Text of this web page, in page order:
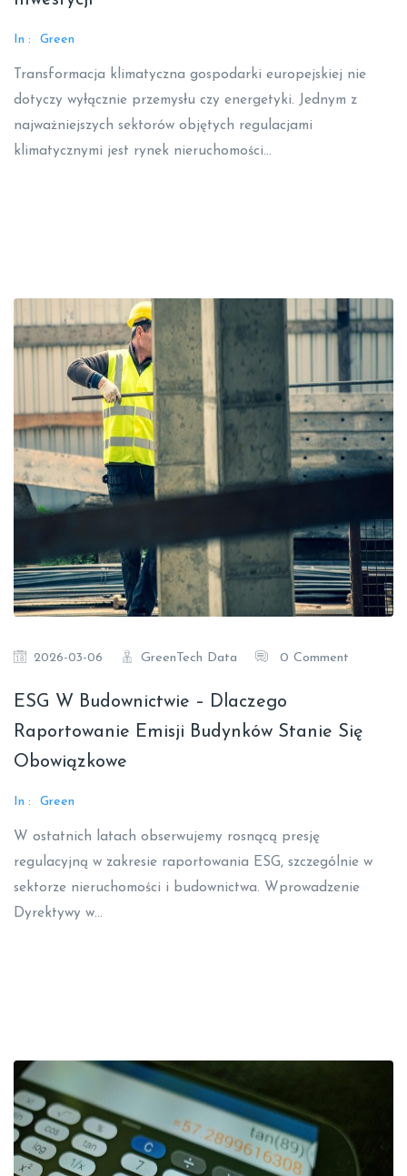
In : Green
Transformacja klimatyczna gospodarki europejskiej nie
dotyczy wyłącznie przemysłu czy energetyki. Jednym z
najważniejszych sektorów objętych regulacjami
klimatycznymi jest rynek nieruchomości…
2026-03-06 GreenTech Data 0 Comment
ESG W Budownictwie – Dlaczego
Raportowanie Emisji Budynków Stanie Się
Obowiązkowe
In : Green
W ostatnich latach obserwujemy rosnącą presję
regulacyjną w zakresie raportowania ESG, szczególnie w
sektorze nieruchomości i budownictwa. Wprowadzenie
Dyrektywy w…